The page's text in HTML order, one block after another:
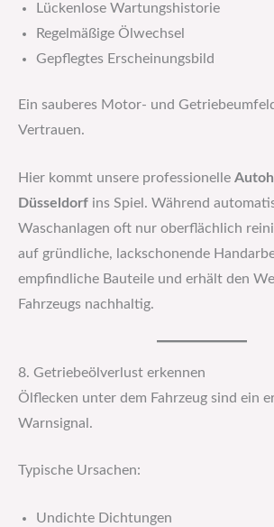
Lückenlose Wartungshistorie
Regelmäßige Ölwechsel
Gepflegtes Erscheinungsbild
Ein sauberes Motor- und
Vertrauen.
Hier kommt unsere professionelle
Düsseldorf ins Spiel. Während
Waschanlagen oft nur oberflächlich
auf gründliche, lackschonende
empfindliche Bauteile und erhält den
Fahrzeugs nachhaltig.
8. Getriebeölverlust erkennen
Ölflecken unter dem Fahrzeug sind ein
Warnsignal.
Typische Ursachen:
Undichte Dichtungen